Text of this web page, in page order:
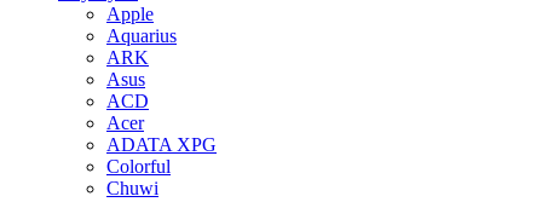
Apple
Aquarius
ARK
Asus
ACD
Acer
ADATA XPG
Colorful
Chuwi